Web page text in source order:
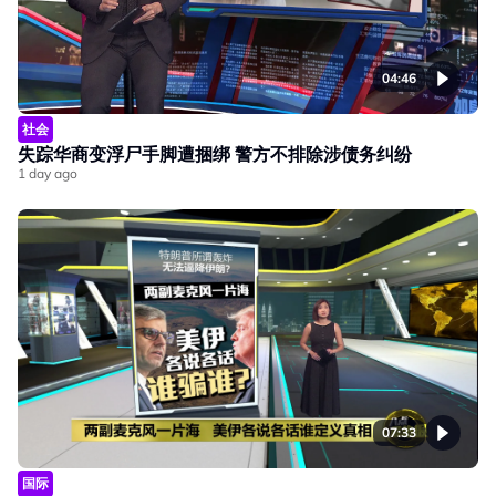
04:46
社会
失踪华商变浮尸手脚遭捆绑 警方不排除涉债务纠纷
1 day ago
07:33
国际